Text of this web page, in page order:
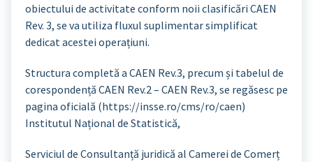
obiectului de activitate conform noii clasificări CAEN
Rev. 3, se va utiliza fluxul suplimentar simplificat
dedicat acestei operațiuni.
Structura completă a CAEN Rev.3, precum și tabelul de
corespondență CAEN Rev.2 – CAEN Rev.3, se regăsesc pe
pagina oficială (https://insse.ro/cms/ro/caen)
Institutul Național de Statistică,
Serviciul de Consultanță juridică al Camerei de Comerț